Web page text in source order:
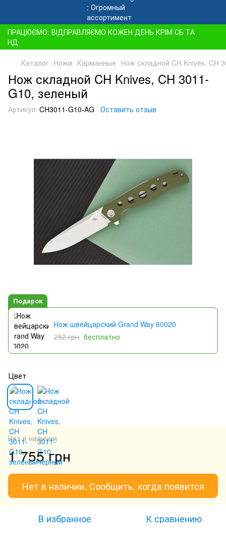
ПРАЦЮЄМО. ВІДПРАВЛЯЄМО КОЖЕН ДЕНЬ КРІМ СБ ТА
НД
Каталог Ножи Карманные Нож складной CH Knives, CH
Нож складной CH Knives, CH 3011-
G10, зеленый
Артикул: CH3011-G10-AG Оставить отзыв
Подарок
Нож швейцарский Grand Way 60020
252 грн бесплатно
Цвет
Нет в наличии
1 755 грн
Нет в наличии. Сообщить, когда появится
В избранное К сравнению